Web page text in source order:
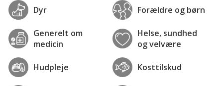
Dyr Forældre og børn
Generelt om
medicin
Helse, sundhed
og velvære
Hudpleje Kosttilskud